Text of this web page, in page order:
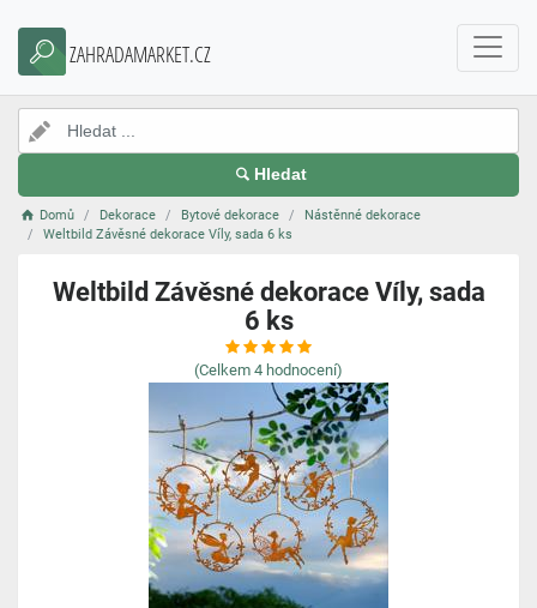
ZAHRADAMARKET.CZ
Hledat
Domů Dekorace Bytové dekorace
Nástěnné dekorace
Weltbild Závěsné dekorace Víly, sada 6 ks
Weltbild Závěsné dekorace Víly, sada
6 ks
(Celkem 4 hodnocení)